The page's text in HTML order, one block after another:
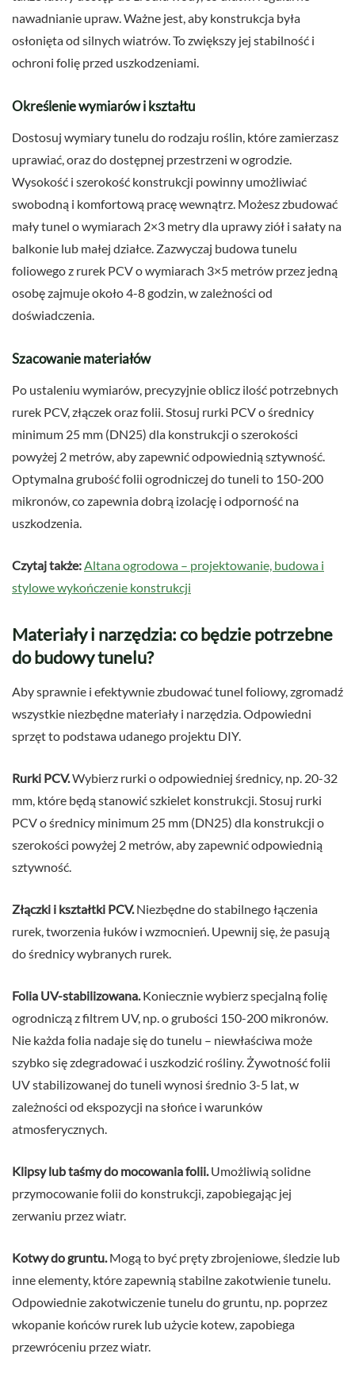
nawadnianie upraw. Ważne jest, aby konstrukcja była
osłonięta od silnych wiatrów. To zwiększy jej stabilność i
ochroni folię przed uszkodzeniami.
Określenie wymiarów i kształtu
Dostosuj wymiary tunelu do rodzaju roślin, które zamierzasz
uprawiać, oraz do dostępnej przestrzeni w ogrodzie.
Wysokość i szerokość konstrukcji powinny umożliwiać
swobodną i komfortową pracę wewnątrz. Możesz zbudować
mały tunel o wymiarach 2×3 metry dla uprawy ziół i sałaty na
balkonie lub małej działce. Zazwyczaj budowa tunelu
foliowego z rurek PCV o wymiarach 3×5 metrów przez jedną
osobę zajmuje około 4-8 godzin, w zależności od
doświadczenia.
Szacowanie materiałów
Po ustaleniu wymiarów, precyzyjnie oblicz ilość potrzebnych
rurek PCV, złączek oraz folii. Stosuj rurki PCV o średnicy
minimum 25 mm (DN25) dla konstrukcji o szerokości
powyżej 2 metrów, aby zapewnić odpowiednią sztywność.
Optymalna grubość folii ogrodniczej do tuneli to 150-200
mikronów, co zapewnia dobrą izolację i odporność na
uszkodzenia.
Czytaj także: Altana ogrodowa – projektowanie, budowa i
stylowe wykończenie konstrukcji
Materiały i narzędzia: co będzie potrzebne
do budowy tunelu?
Aby sprawnie i efektywnie zbudować tunel foliowy, zgromadź
wszystkie niezbędne materiały i narzędzia. Odpowiedni
sprzęt to podstawa udanego projektu DIY.
Rurki PCV.Wybierz rurki o odpowiedniej średnicy, np. 20-32
mm, które będą stanowić szkielet konstrukcji. Stosuj rurki
PCV o średnicy minimum 25 mm (DN25) dla konstrukcji o
szerokości powyżej 2 metrów, aby zapewnić odpowiednią
sztywność.
Złączki i kształtki PCV. Niezbędne do stabilnego łączenia
rurek, tworzenia łuków i wzmocnień. Upewnij się, że pasują
do średnicy wybranych rurek.
Folia UV-stabilizowana. Koniecznie wybierz specjalną folię
ogrodniczą z filtrem UV, np. o grubości 150-200 mikronów.
Nie każda folia nadaje się do tunelu – niewłaściwa może
szybko się zdegradować i uszkodzić rośliny. Żywotność folii
UV stabilizowanej do tuneli wynosi średnio 3-5 lat, w
zależności od ekspozycji na słońce i warunków
atmosferycznych.
Klipsy lub taśmy do mocowania folii. Umożliwią solidne
przymocowanie folii do konstrukcji, zapobiegając jej
zerwaniu przez wiatr.
Kotwy do gruntu. Mogą to być pręty zbrojeniowe, śledzie lub
inne elementy, które zapewnią stabilne zakotwienie tunelu.
Odpowiednie zakotwiczenie tunelu do gruntu, np. poprzez
wkopanie końców rurek lub użycie kotew, zapobiega
przewróceniu przez wiatr.